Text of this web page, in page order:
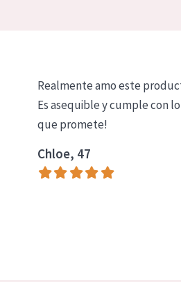
Realmente amo este
Es asequible y cumple con lo
que promete!
Chloe, 47